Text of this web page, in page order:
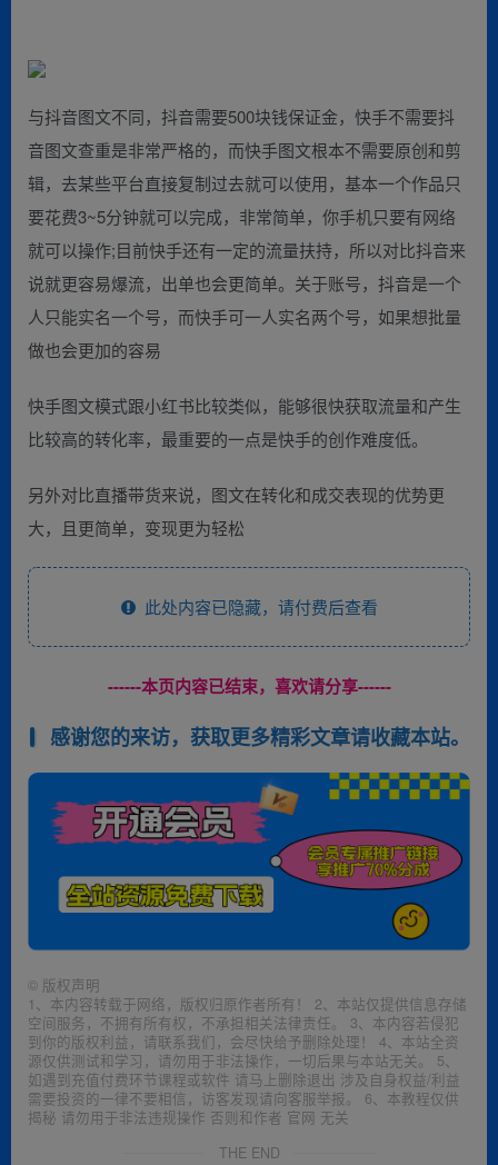
与抖音图文不同，抖音需要500块钱保证金，快手不需要抖
音图文查重是非常严格的，而快手图文根本不需要原创和剪
辑，去某些平台直接复制过去就可以使用，基本一个作品只
要花费3~5分钟就可以完成，非常简单，你手机只要有网络
就可以操作;目前快手还有一定的流量扶持，所以对比抖音来
说就更容易爆流，出单也会更简单。关于账号，抖音是一个
人只能实名一个号，而快手可一人实名两个号，如果想批量
做也会更加的容易
快手图文模式跟小红书比较类似，能够很快获取流量和产生
比较高的转化率，最重要的一点是快手的创作难度低。
另外对比直播带货来说，图文在转化和成交表现的优势更
大，且更简单，变现更为轻松
此处内容已隐藏，请付费后查看
------本页内容已结束，喜欢请分享------
感谢您的来访，获取更多精彩文章请收藏本站。
© 版权声明
1、本内容转载于网络，版权归原作者所有！ 2、本站仅提供信息存储
空间服务，不拥有所有权，不承担相关法律责任。 3、本内容若侵犯
到你的版权利益，请联系我们，会尽快给予删除处理！ 4、本站全资
源仅供测试和学习，请勿用于非法操作，一切后果与本站无关。 5、
如遇到充值付费环节课程或软件 请马上删除退出 涉及自身权益/利益
需要投资的一律不要相信，访客发现请向客服举报。 6、本教程仅供
揭秘 请勿用于非法违规操作 否则和作者 官网 无关
THE END